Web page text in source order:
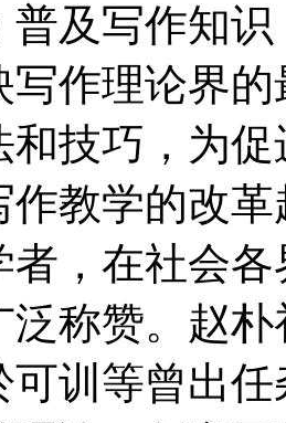
普及写作知
写作理论界
和技巧，为
作教学的改
者，在社会
泛称赞。赵
可训等曾出